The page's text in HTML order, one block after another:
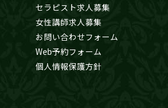
セラピスト求人募集
女性講師求人募集
お問い合わせフォーム
Web予約フォーム
個人情報保護方針